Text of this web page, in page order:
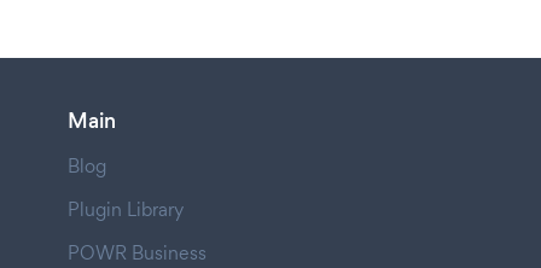
Main
Blog
Plugin Library
POWR Business